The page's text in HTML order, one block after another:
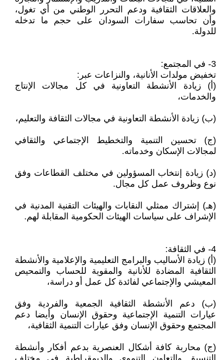
والعلاقات الثقافية ودعم التحرر الوطني من أي تغول،
وأن تحاسب سفارات السودان على حجم ما تدخله
للدولة.
3- في المجتمع:
تخفيض مولدات الأنانية، والنزاعات عبر:
(أ) زيادة الأنشطة التعاونية في كل مجالات الإنتاج
والخدمات،
(ب) زيادة الأنشطة التعاونية في مجالات الثقافة والتعليم،
(ج) تحسين التنمية والتخطيط الإجتماعي والثقافي
لمجالات الإسكان وخدماته.
(د) زيادة إنتخاب المسؤولين في مختلف القطاعات وفق
نوع وظروف عمل كل مجال.
(هـ) إشتراك ممثلي النقابات والهيئات التقنية المدنية في
الإشراف على سياسات الهيئات الحكومية المقابلة لهم.
4- في الثقافة:
(أ) زيادة الأساليب والبرامج التعليمية والإعلامية والأنشطة
الثقافية المضادة للأنانية والمقوية للحساب والتمحيص
المعيشي والإجتماعي لفائدة كل عمل أو دراسة،
(ب) دعم الأنشطة الثقافية الجمعية والفردية وفق
عيارات التنمية الإجتماعية وحقوق الإنسان وأيضا دعم
المجتمع وحقوق الإنسان وفق عيارات التنمية الثقافية،
(ج) محاربة كافة أشكال العنصرية بدعم أفكار وأنشطة